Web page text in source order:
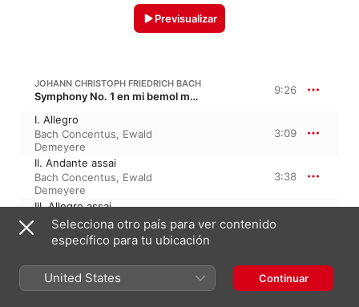
Previsualizar
JOHANN CHRISTOPH FRIEDRICH BACH
Symphony No. 1 en mi bemol mayor, BR C24 9:26
I. Allegro
Bach Concentus, Ewald
Demeyere
3:09
II. Andante assai
Bach Concentus, Ewald
Demeyere
3:38
III. Allegro assai
Bach Concentus ,Ewald
Demeyere
2:38
CARL PHILIPP EMANUEL BACH
Sinfonía en mi menor, H. 652, Wq. 177 10:17
Selecciona otro país para ver contenido
específico para tu ubicación
United States Continuar